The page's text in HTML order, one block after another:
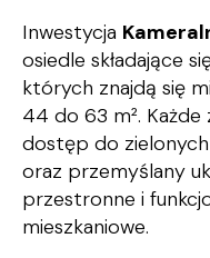
Inwestycja
osiedle składające
których znajdą się
44 do 63 m². Każde
dostęp do
oraz przemyślany
przestronne i
mieszkaniowe.